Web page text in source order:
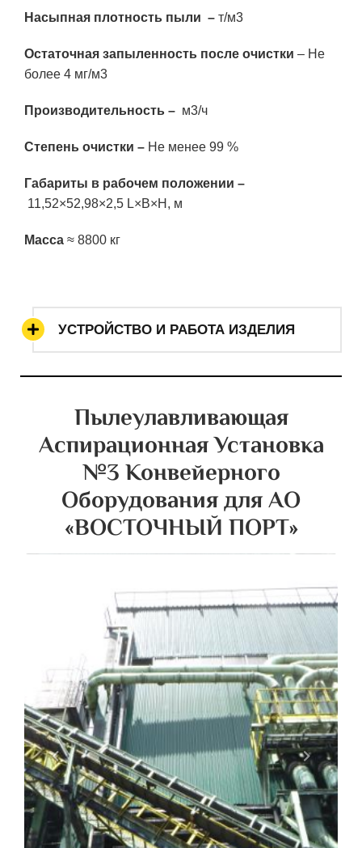
Насыпная плотность пыли – т/м3
Остаточная запыленность после очистки – Не
более 4 мг/м3
Производительность – м3/ч
Степень очистки – Не менее 99 %
Габариты в рабочем положении –
11,52×52,98×2,5 L×B×H, м
Масса ≈ 8800 кг
УСТРОЙСТВО И РАБОТА ИЗДЕЛИЯ
Пылеулавливающая
Аспирационная Установка
№3 Конвейерного
Оборудования для АО
«ВОСТОЧНЫЙ ПОРТ»